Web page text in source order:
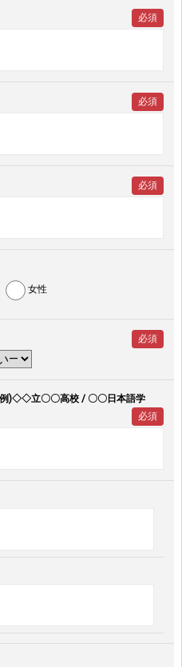
必須
必須
必須
女性
必須
)◇◇立〇〇高校 / 〇〇日本語学
必須